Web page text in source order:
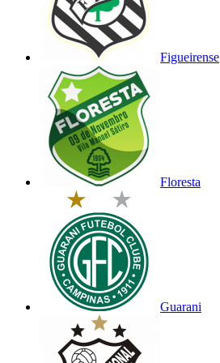
Figueirense
Floresta
Guarani